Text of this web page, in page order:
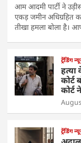
आम आदमी पार्टी ने
एकड़ जमीन अधिग्रहित
तीखा हमला बोला है।
ट्रेंडिंग
कोर्ट
कोर्ट
ट्रेंडिंग